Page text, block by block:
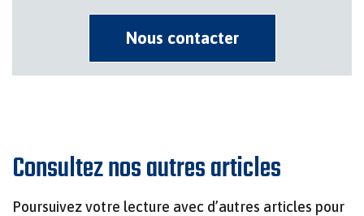
Nous contacter
Consultez nos autres articles
Poursuivez votre lecture avec d’autres articles pour